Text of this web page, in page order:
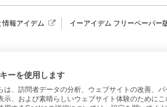
情報アイデム
イーアイデム フリーペーパー
サイトのご利用について
ーを使用します
は、訪問者データの分析、ウェブサイトの改善、
示、および素晴らしいウェブサイト体験のために